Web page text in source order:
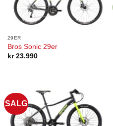
29ER
Bros Sonic 29er
kr23.990
SALG